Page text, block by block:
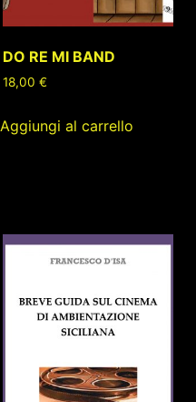
DO RE MI BAND
18,00€
Aggiungi al carrello